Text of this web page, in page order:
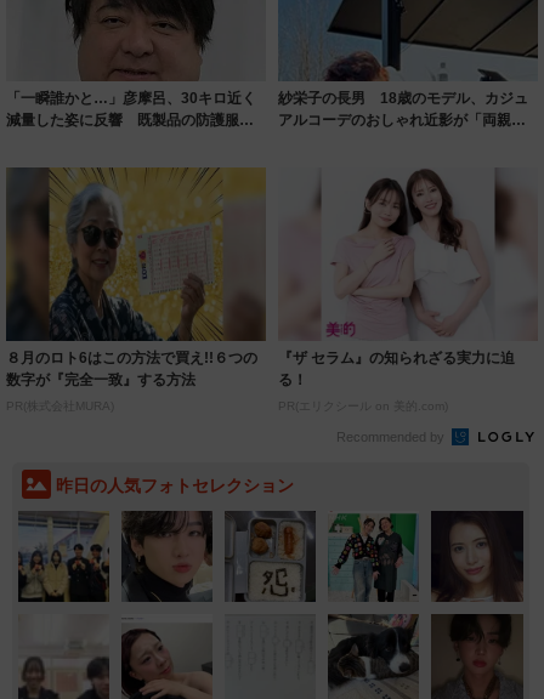
「一瞬誰かと…」彦摩呂、30キロ近く
減量した姿に反響 既製品の防護服が
紗栄子の長男 18歳のモデル、カジュ
アルコーデのおしゃれ近影が「両親の
８月のロト6はこの方法で買え!!６つの
数字が『完全一致』する方法
PR(株式会社MURA)
『ザ セラム』の知られざる実力に迫
る！
PR(エリクシール on 美的.com)
Recommended by
昨日の人気フォトセレクション